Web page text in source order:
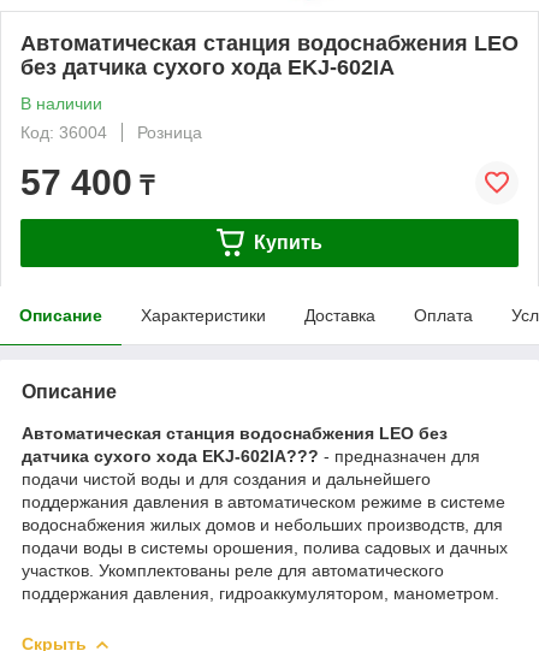
Автоматическая станция водоснабжения LEO
без датчика сухого хода EKJ-602IA
В наличии
Код: 36004
Розница
57 400 ₸
Купить
Описание Характеристики Доставка Оплата
Описание
Автоматическая станция водоснабжения LEO без
датчика сухого хода EKJ-602IA??? - предназначен для
подачи чистой воды и для создания и дальнейшего
поддержания давления в автоматическом режиме в системе
водоснабжения жилых домов и небольших производств, для
подачи воды в системы орошения, полива садовых и дачных
участков. Укомплектованы реле для автоматического
поддержания давления, гидроаккумулятором, манометром.
Скрыть